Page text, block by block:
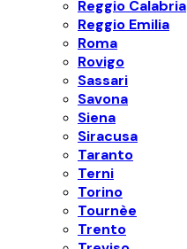
Reggio Calabria
Reggio Emilia
Roma
Rovigo
Sassari
Savona
Siena
Siracusa
Taranto
Terni
Torino
Tournèe
Trento